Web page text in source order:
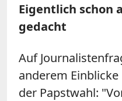
Eigentlich schon
gedacht
Auf
anderem
der Papstwahl: